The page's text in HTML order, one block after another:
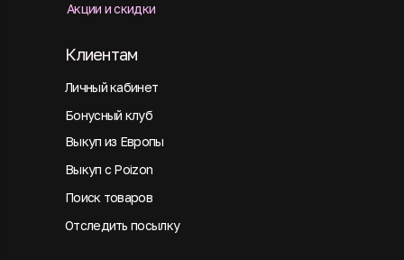
Акции и скидки
Личный кабинет
Клиентам
Бонусный клуб
Выкуп из Европы
Выкуп с Poizon
Поиск товаров
Отследить посылку